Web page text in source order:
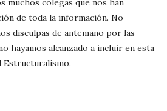
muchos colegas que nos han
de toda la información. No
disculpas de antemano por las
hayamos alcanzado a incluir en esta